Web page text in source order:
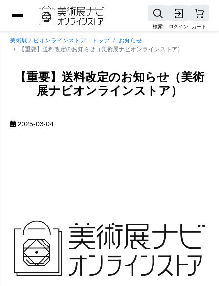
検索 ログイン カート
美術展ナビオンラインストア トップ
お知らせ
【重要】送料改定のお知らせ（美術展ナビオンラインストア）
【重要】送料改定のお知らせ（美術
展ナビオンラインストア）
2025-03-04